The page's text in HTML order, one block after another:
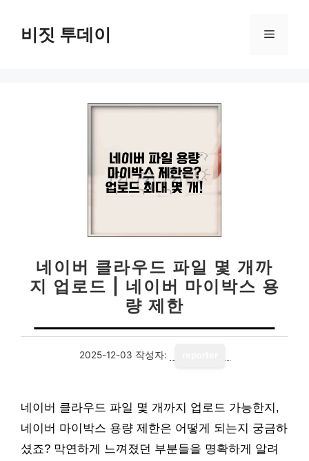
비짓 투데이 메
네이버 클라우드 파일 몇 개까
지 업로드 | 네이버 마이박스 용
량 제한
2025-12-03 작성자:
네이버 클라우드 파일 몇 개까지 업로드 가능한지,
네이버 마이박스 용량 제한은 어떻게 되는지 궁금하
셨죠? 막연하게 느껴졌던 부분들을 명확하게 알려